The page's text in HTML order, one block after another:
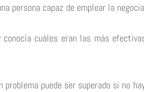
persona capaz de emplear la
cuáles eran las más
puede ser superado si no